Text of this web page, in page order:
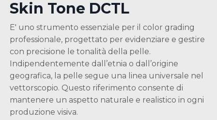
Skin Tone DCTL
E' uno strumento essenziale per il color grading
professionale, progettato per evidenziare e gestire
con precisione le tonalità della pelle.
Indipendentemente dall’etnia o dall’origine
geografica, la pelle segue una linea universale nel
vettorscopio. Questo riferimento consente di
mantenere un aspetto naturale e realistico in ogni
produzione visiva.